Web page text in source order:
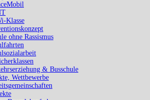
Klasse
ohne Rassismus
& Busschule
Wettbewerbe